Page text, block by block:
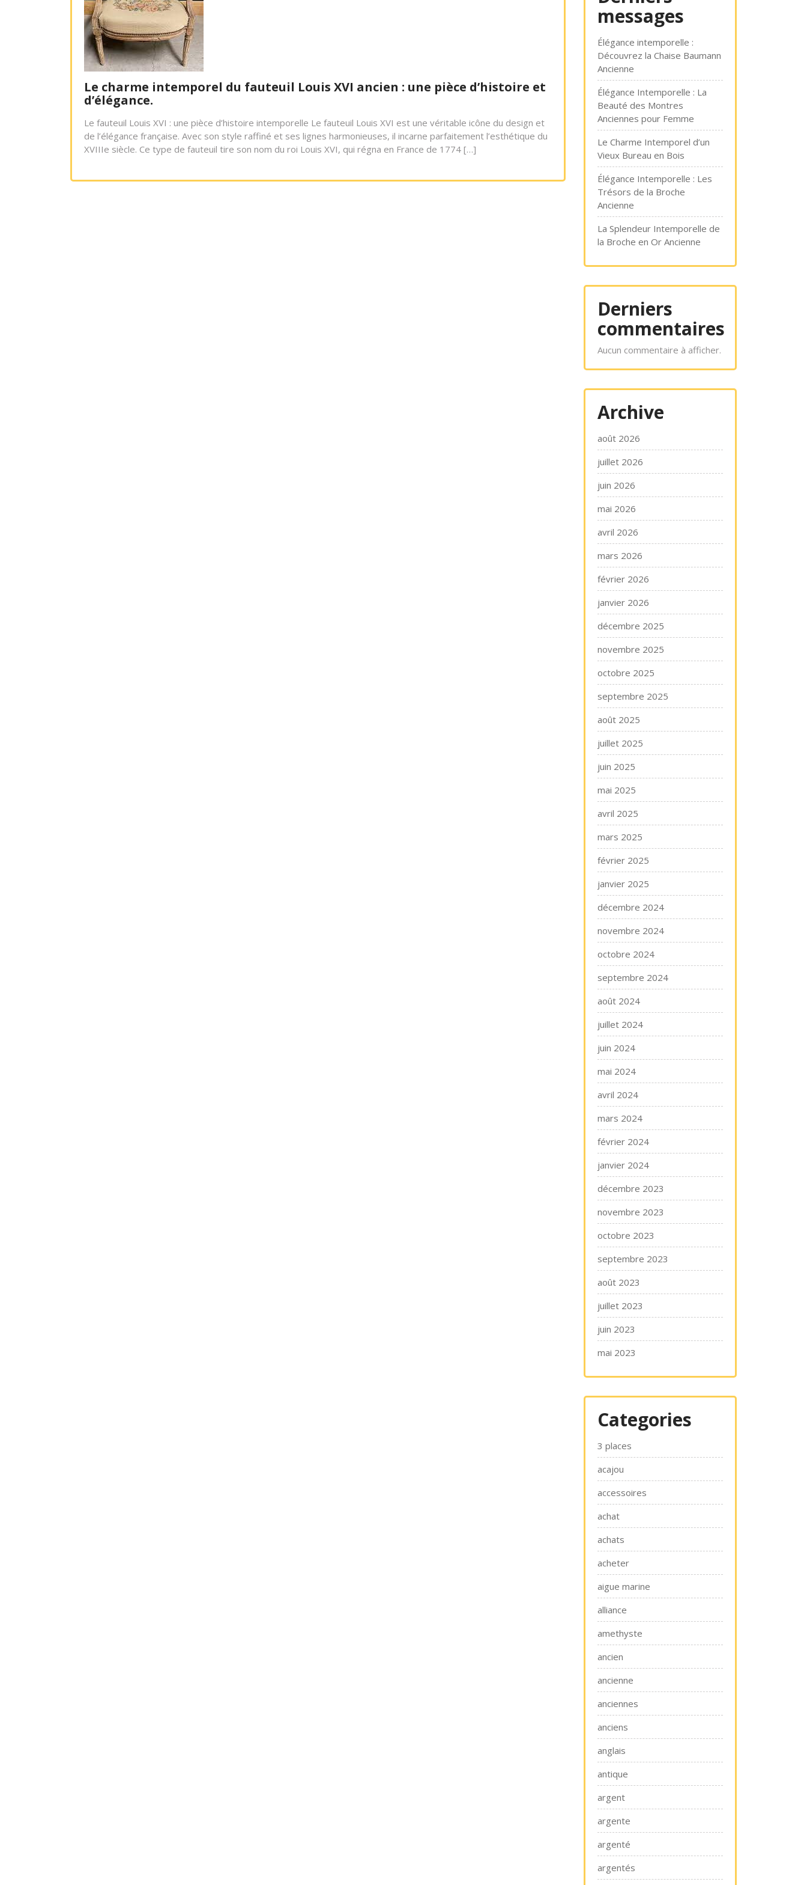
Le charme intemporel du fauteuil Louis XVI ancien : une pièce d’histoire et
d’élégance.
Le fauteuil Louis XVI : une pièce d’histoire intemporelle Le fauteuil Louis XVI est une véritable icône du design et
de l’élégance française. Avec son style raffiné et ses lignes harmonieuses, il incarne parfaitement l’esthétique du
XVIIIe siècle. Ce type de fauteuil tire son nom du roi Louis XVI, qui régna en France de 1774 […]
messages
Élégance intemporelle :
Découvrez la Chaise Baumann
Ancienne
Élégance Intemporelle : La
Beauté des Montres
Anciennes pour Femme
Le Charme Intemporel d’un
Vieux Bureau en Bois
Élégance Intemporelle : Les
Trésors de la Broche
Ancienne
La Splendeur Intemporelle de
la Broche en Or Ancienne
Derniers
commentaires
Aucun commentaire à afficher.
Archive
août 2026
juillet 2026
juin 2026
mai 2026
avril 2026
mars 2026
février 2026
janvier 2026
décembre 2025
novembre 2025
octobre 2025
septembre 2025
août 2025
juillet 2025
juin 2025
mai 2025
avril 2025
mars 2025
février 2025
janvier 2025
décembre 2024
novembre 2024
octobre 2024
septembre 2024
août 2024
juillet 2024
juin 2024
mai 2024
avril 2024
mars 2024
février 2024
janvier 2024
décembre 2023
novembre 2023
octobre 2023
septembre 2023
août 2023
juillet 2023
juin 2023
mai 2023
Categories
3 places
acajou
accessoires
achat
achats
acheter
aigue marine
alliance
amethyste
ancien
ancienne
anciennes
anciens
anglais
antique
argent
argente
argenté
argentés